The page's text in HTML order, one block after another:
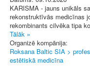
KARISMA - jauns unikāls
rekonstruktīvās medicīnas
rekombinants cilvēka tipa
Tālāk »
Organizē kompānija:
Roksana Baltic SIA >
estētiskā medicīna